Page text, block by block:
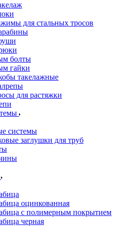
для стальных тросов
болты
гайки
такелажные
для растяжки
системы
заглушки для труб
оцинкованная
с полимерным покрытием
черная